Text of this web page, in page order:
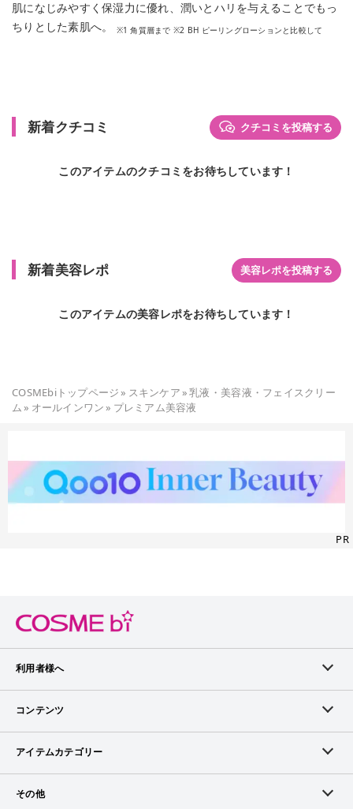
肌になじみやすく保湿力に優れ、潤いとハリを与えることでもっ
ちりとした素肌へ。
※1 角質層まで ※2 BH ピーリングローションと比較して
新着クチコミ クチコミを投稿する
このアイテムのクチコミをお待ちしています！
新着美容レポ 美容レポを投稿する
このアイテムの美容レポをお待ちしています！
COSMEbiトップページ» スキンケア»乳液・美容液・フェイスクリー
ム» オールインワン» プレミアム美容液
PR
利用者様へ
メンバーログイン
メンバー会員について
コンテンツ
ランキング
アイテムカテゴリー
スキンケア
その他